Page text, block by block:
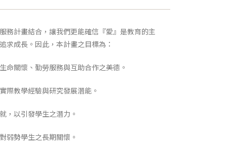
務計畫結合，讓我們更能確信『愛』是教育的主
求成長。因此，本計畫之目標為：
命關懷、勤勞服務與互助合作之美德。
際教學經驗與研究發展潛能。
，以引發學生之潛力。
弱勢學生之長期關懷。